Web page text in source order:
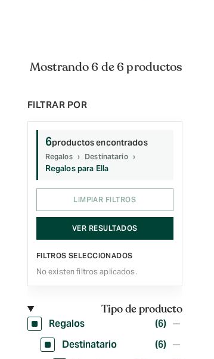
Mostrando 6 de 6 productos
6productos encontrados
Regalos Destinatario
Regalos para Ella
LIMPIAR FILTROS
VER RESULTADOS
FILTROS SELECCIONADOS
No existen filtros aplicados.
Tipo de producto
Regalos
(6)
Destinatario
(6)